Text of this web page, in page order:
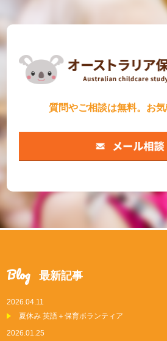
質問やご相談は無料。お気
Blog 最新記事
2026.04.11
夏休み 英語＋保育ボランティア
2026.01.25